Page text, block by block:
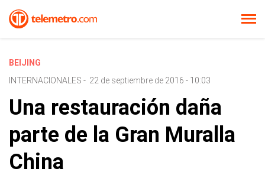
BEIJING
INTERNACIONALES - 22 de septiembre de 2016 - 10:03
Una restauración daña
parte de la Gran Muralla
China